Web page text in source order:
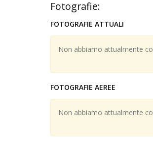
Fotografie:
FOTOGRAFIE ATTUALI
Non abbiamo attualmente
FOTOGRAFIE AEREE
Non abbiamo attualmente